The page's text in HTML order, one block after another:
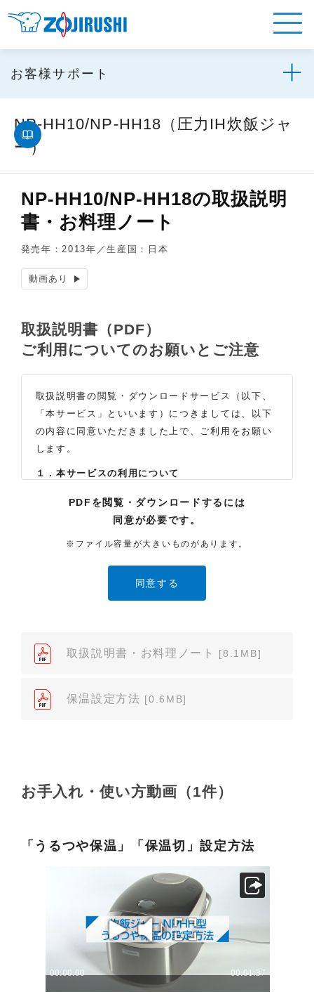
お客様サポート
NP-HH10/NP-HH18（圧力IH炊飯ジャ
ー）
NP-HH10/NP-HH18の取扱説明
書・お料理ノート
発売年：2013年／生産国：日本
動画あり
取扱説明書（PDF）
ご利用についてのお願いとご注意
取扱説明書の閲覧・ダウンロードサービス（以下、
「本サービス」といいます）につきましては、以下
の内容に同意いただきました上で、ご利用をお願い
します。
１．本サービスの利用について
の内容を、非営利目的かつ、個人的にご利用する場
合に限り、閲覧またはダウンロードすることができ
ます。それ以外の目的での閲覧またはダウンロード
たり、また、配布することはできません。
（2）本サイトでは、データ提供が可能な取扱説明書
売店、また弊社「お客様ご相談センター」まで、ご
依頼いただきますようお願いします（※）。ただ
品の取扱説明書をご提供できない場合がありますの
（※）みまもりほっとラインサービスでご使用され
い合わせくださいますようお願いします。
２．取扱説明書の内容について
製品の仕様変更などで、取扱説明書の内容は変更さ
れる場合があります。本サイトに掲載されている取
扱説明書の内容が、製品に同梱されている取扱説明
書の内容と異なる場合がありますので、あらかじめ
ご了承ください。
３．安全上のご注意
PDFを閲覧・ダウンロードするには
同意が必要です。
※ファイル容量が大きいものがあります。
取扱説明書・お料理ノート [8.1MB]
保温設定方法 [0.6MB]
お手入れ・使い方動画（1件）
「うるつや保温」「保温切」設定方法